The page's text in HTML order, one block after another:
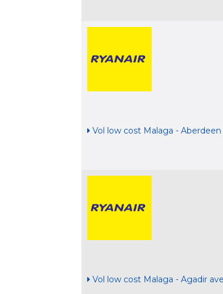
Vol low cost Malaga -
Vol low cost Malaga - Agadir